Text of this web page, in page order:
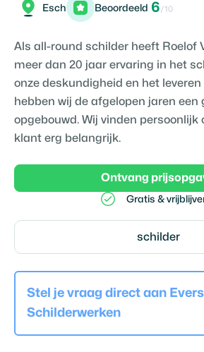
Esch Beoordeeld 6/10
Als all-round schilder heeft Roelof
meer dan 20 jaar ervaring in het
onze deskundigheid en het
hebben wij de afgelopen jaren
opgebouwd. Wij vinden
klant erg belangrijk.
Ontvang
Gratis &
schilder
Stel je vraag direct aan Evers
Schilderwerken